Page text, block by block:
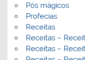
Pós mágicos
Profecias
Receitas
Receitas –
Receitas –